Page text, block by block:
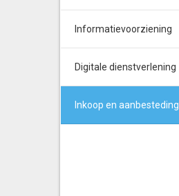
Informatievoorziening
Digitale dienstverlening
Inkoop en aanbesteding